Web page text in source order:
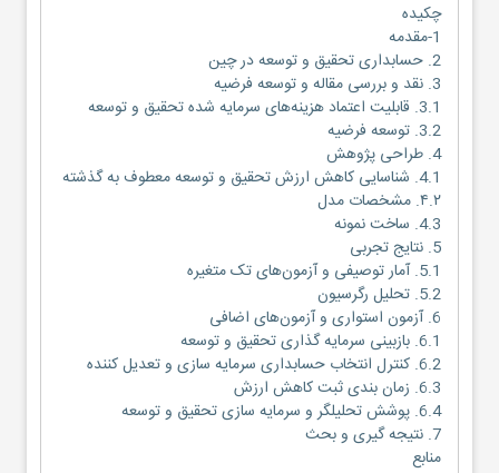
چکیده
1-مقدمه
2. حسابداری تحقیق و توسعه در چین
3. نقد و بررسی مقاله و توسعه فرضیه
3.1. قابلیت اعتماد هزینه‌های سرمایه شده تحقیق و توسعه
3.2. توسعه فرضیه
4. طراحی پژوهش
4.1. شناسایی کاهش ارزش تحقیق و توسعه معطوف به گذشته
۴.۲. مشخصات مدل
4.3. ساخت نمونه
5. نتایج تجربی
5.1. آمار توصیفی و آزمون‌های تک متغیره
5.2. تحلیل رگرسیون
6. آزمون استواری و آزمون‌های اضافی
6.1. بازبینی سرمایه گذاری تحقیق و توسعه
6.2. کنترل انتخاب حسابداری سرمایه سازی و تعدیل کننده
6.3. زمان بندی ثبت کاهش ارزش
6.4. پوشش تحلیلگر و سرمایه سازی تحقیق و توسعه
7. نتیجه گیری و بحث
منابع